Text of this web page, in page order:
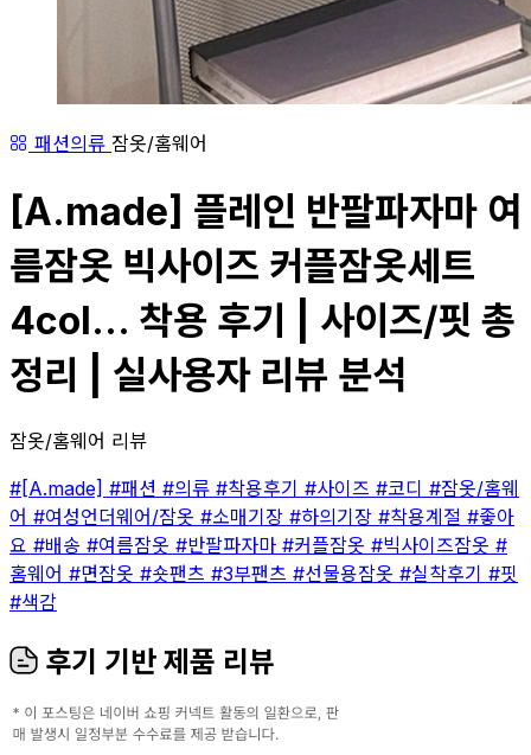
패션의류 잠옷/홈웨어
[A.made] 플레인 반팔파자마 여
름잠옷 빅사이즈 커플잠옷세트
4col... 착용 후기 | 사이즈/핏 총
정리 | 실사용자 리뷰 분석
잠옷/홈웨어 리뷰
#[A.made] #패션 #의류 #착용후기 #사이즈 #코디 #잠옷/홈웨
어 #여성언더웨어/잠옷 #소매기장 #하의기장 #착용계절 #좋아
요 #배송 #여름잠옷 #반팔파자마 #커플잠옷 #빅사이즈잠옷 #
홈웨어 #면잠옷 #숏팬츠 #3부팬츠 #선물용잠옷 #실착후기 #핏
#색감
후기 기반 제품 리뷰